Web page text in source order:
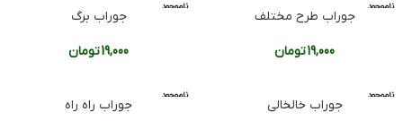
ناموجود
جوراب طرح مختلف
19,000تومان
ناموجود
جوراب برگ
19,000تومان
ناموجود
جوراب خالخالی
ناموجود
جوراب راه راه